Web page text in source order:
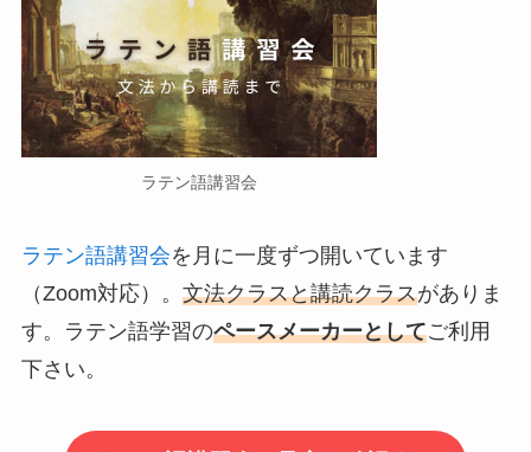
ラテン語講習会
ラテン語講習会を月に一度ずつ開いています
（Zoom対応）。 文法クラスと講読クラスがありま
す。ラテン語学習のペースメーカーとしてご利用
下さい。